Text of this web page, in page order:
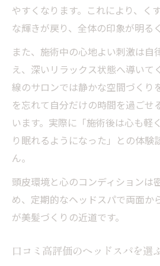
やすくなります。これにより、く
な輝きが戻り、全体の印象が明る
また、施術中の心地よい刺激は自
え、深いリラックス状態へ導いて
線のサロンでは静かな空間づくり
を忘れて自分だけの時間を過ごせ
います。実際に「施術後は心も軽
り眠れるようになった」との体験
ん。
頭皮環境と心のコンディションは
め、定期的なヘッドスパで両面か
が美髪づくりの近道です。
口コミ高評価のヘッドスパを選